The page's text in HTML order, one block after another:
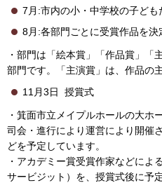
7月:市内の小・中学校の子ども
8月:各部門ごとに受賞作品を決
・部門は「絵本賞」「作品賞」「
部門です。「主演賞」は、作品の
11月3日 授賞式
・箕面市立メイプルホールの大ホ
司会・進行により運営により開催
どを予定しています。
・アカデミー賞受賞作家などによ
サービジット）を、授賞式後に予